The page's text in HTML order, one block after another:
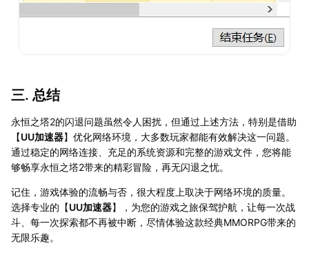
三. 总结
永恒之塔2的闪退问题虽然令人困扰，但通过上述方法，特别是借助
【UU加速器】优化网络环境，大多数玩家都能有效解决这一问题。
通过稳定的网络连接、充足的系统资源和完整的游戏文件，您将能
够畅享永恒之塔2带来的精彩冒险，再无闪退之忧。
记住，游戏体验的流畅与否，很大程度上取决于网络环境的质量。
选择专业的【UU加速器】，为您的游戏之旅保驾护航，让每一次战
斗、每一次探索都不再被中断，尽情体验这款经典MMORPG带来的
无限乐趣。